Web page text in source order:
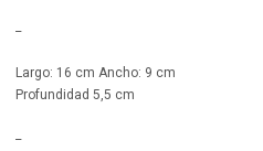
Largo: 16 cm Ancho: 9 cm
Profundidad 5,5 cm